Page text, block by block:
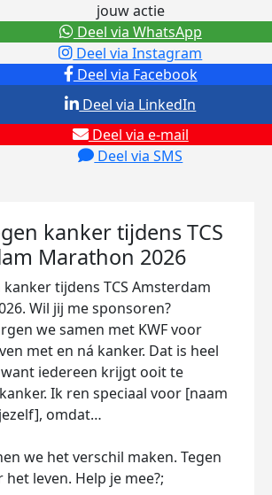
jouw actie
Deel via Facebook
Deel via Instagram
Deel via e-mail
Deel via SMS
Deel via LinkedIn
Deel via WhatsApp
kanker tijdens TCS
Marathon 2026
tijdens TCS Amsterdam
Wil jij me sponsoren?
we samen met KWF voor
met en ná kanker. Dat is heel
iedereen krijgt ooit te
Ik ren speciaal voor [naam
omdat…
we het verschil maken. Tegen
het leven. Help je mee?;